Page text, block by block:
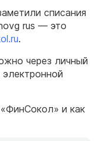
списания
rus — это
.
через личный
и как